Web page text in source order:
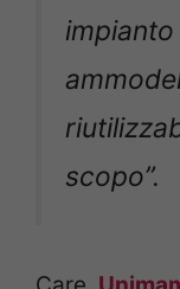
scopo”.